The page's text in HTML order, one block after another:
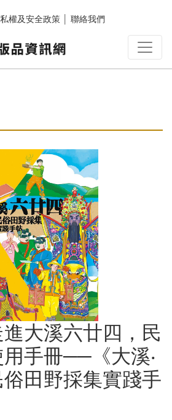
權及安全政策 聯絡我們
進大溪六廿四，民
手冊──《大溪‧
田野採集實踐手